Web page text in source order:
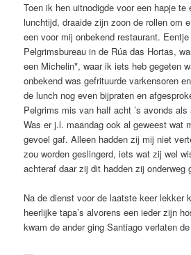
Toen ik hen uitnodigde voor een hapje
lunchtijd, draaide zijn zoon de rollen om
een voor mij onbekend restaurant.
Pelgrimsbureau in de Rúa das Hortas,
een Michelin*, waar ik iets heb gegeten
onbekend was gefrituurde varkensoren
de lunch nog even bijpraten en
Pelgrims mis van half acht ’s avonds
Was er j.l. maandag ook al geweest wat
gevoel gaf. Alleen hadden zij mij niet
zou worden geslingerd, iets wat zij wel
achteraf daar zij dit hadden zij onderweg
Na de dienst voor de laatste keer lekker
heerlijke tapa’s alvorens een ieder zijn
kwam de ander ging Santiago verlaten